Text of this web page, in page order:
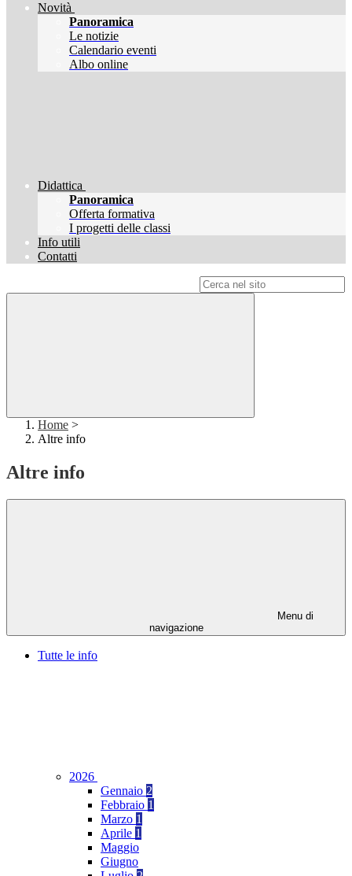
Novità
Panoramica
Le notizie
Calendario eventi
Albo online
Didattica
Panoramica
Offerta formativa
I progetti delle classi
Info utili
Contatti
Home >
Altre info
Altre info
Menu di
navigazione
Tutte le info
2026
Gennaio 2
Febbraio 1
Marzo 1
Aprile 1
Maggio
Giugno